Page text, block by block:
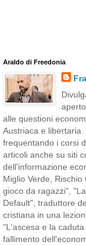
Araldo di Freedonia
alle questioni
Austriaca e
frequentando i corsi
articoli anche su siti
dell'informazione
Miglio Verde,
gioco da ragazzi",
Default"; traduttore
cristiana in una
"L'ascesa e la
fallimento